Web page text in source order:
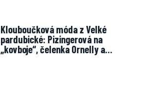
Klouboučková móda z Velké
pardubické: Pizingerová na
„kovboje“, čelenka Ornelly a…